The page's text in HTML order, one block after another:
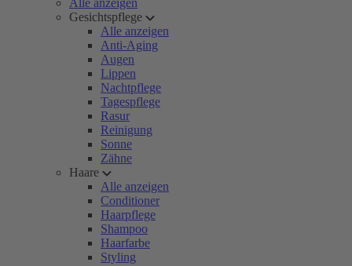
Alle anzeigen
Gesichtspflege
Alle anzeigen
Anti-Aging
Augen
Lippen
Nachtpflege
Tagespflege
Rasur
Reinigung
Sonne
Zähne
Haare
Alle anzeigen
Conditioner
Haarpflege
Shampoo
Haarfarbe
Styling